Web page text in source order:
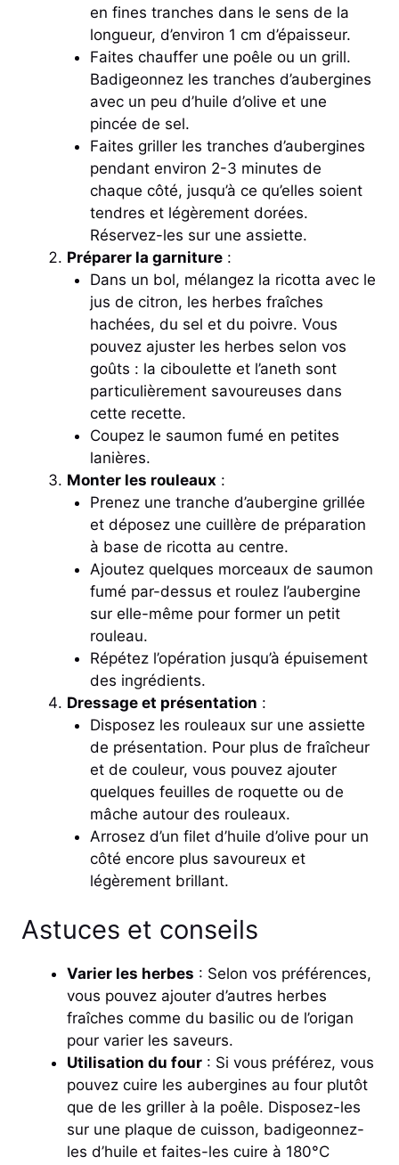
en fines tranches dans le sens de la
longueur, d’environ 1 cm d’épaisseur.
Faites chauffer une poêle ou un grill.
Badigeonnez les tranches d’aubergines
avec un peu d’huile d’olive et une
pincée de sel.
Faites griller les tranches d’aubergines
pendant environ 2-3 minutes de
chaque côté, jusqu’à ce qu’elles soient
tendres et légèrement dorées.
Réservez-les sur une assiette.
Préparer la garniture :
Dans un bol, mélangez la ricotta avec le
jus de citron, les herbes fraîches
hachées, du sel et du poivre. Vous
pouvez ajuster les herbes selon vos
goûts : la ciboulette et l’aneth sont
particulièrement savoureuses dans
cette recette.
Coupez le saumon fumé en petites
lanières.
Monter les rouleaux :
Prenez une tranche d’aubergine grillée
et déposez une cuillère de préparation
à base de ricotta au centre.
Ajoutez quelques morceaux de saumon
fumé par-dessus et roulez l’aubergine
sur elle-même pour former un petit
rouleau.
Répétez l’opération jusqu’à épuisement
des ingrédients.
Dressage et présentation :
Disposez les rouleaux sur une assiette
de présentation. Pour plus de fraîcheur
et de couleur, vous pouvez ajouter
quelques feuilles de roquette ou de
mâche autour des rouleaux.
Arrosez d’un filet d’huile d’olive pour un
côté encore plus savoureux et
légèrement brillant.
Astuces et conseils
Varier les herbes : Selon vos préférences,
vous pouvez ajouter d’autres herbes
fraîches comme du basilic ou de l’origan
pour varier les saveurs.
Utilisation du four : Si vous préférez, vous
pouvez cuire les aubergines au four plutôt
que de les griller à la poêle. Disposez-les
sur une plaque de cuisson, badigeonnez-
les d’huile et faites-les cuire à 180°C